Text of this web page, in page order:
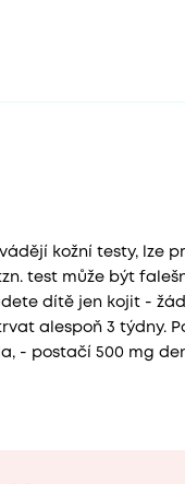
kožní testy, lze
test může být
dítě jen kojit -
alespoň 3 týdny.
- postačí 500 mg